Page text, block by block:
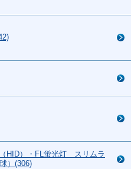
HID）・FL蛍光灯 スリムラ
）(306)